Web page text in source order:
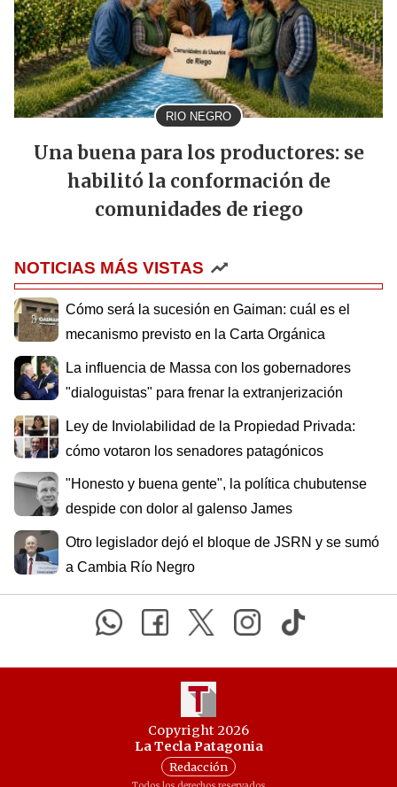
RIO NEGRO
Una buena para los productores: se
habilitó la conformación de
comunidades de riego
NOTICIAS MÁS VISTAS
Cómo será la sucesión en Gaiman: cuál es el
mecanismo previsto en la Carta Orgánica
La influencia de Massa con los gobernadores
"dialoguistas" para frenar la extranjerización
Ley de Inviolabilidad de la Propiedad Privada:
cómo votaron los senadores patagónicos
"Honesto y buena gente", la política chubutense
despide con dolor al galenso James
Otro legislador dejó el bloque de JSRN y se sumó
a Cambia Río Negro
Copyright 2026
La Tecla Patagonia
Redacción